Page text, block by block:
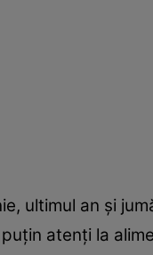
ultimul an şi
atenţi la